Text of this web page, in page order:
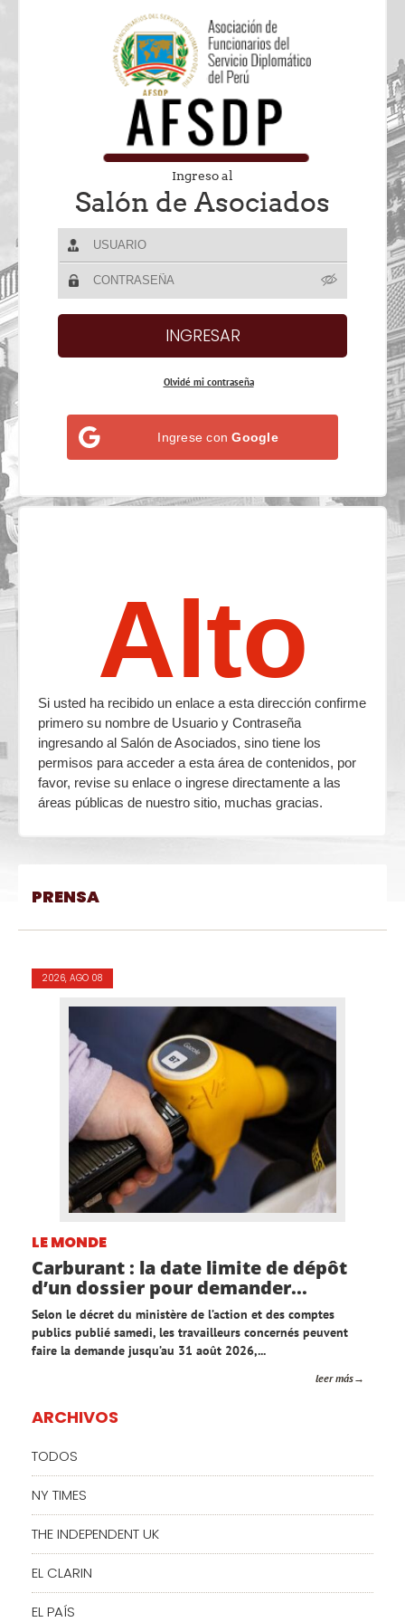
Ingreso al
Salón de Asociados
Olvidé mi contraseña
Ingrese conGoogle
Alto
Si usted ha recibido un enlace a esta dirección confirme
primero su nombre de Usuario y Contraseña
ingresando al Salón de Asociados, sino tiene los
permisos para acceder a esta área de contenidos, por
favor, revise su enlace o ingrese directamente a las
áreas públicas de nuestro sitio, muchas gracias.
PRENSA
2026, AGO 08
LE MONDE
Carburant : la date limite de dépôt
d’un dossier pour demander...
Selon le décret du ministère de l’action et des comptes
publics publié samedi, les travailleurs concernés peuvent
faire la demande jusqu’au 31 août 2026,...
leer más
ARCHIVOS
TODOS
NY TIMES
THE INDEPENDENT UK
EL CLARIN
EL PAÍS